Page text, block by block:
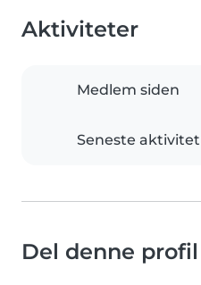
Aktiviteter
Medlem siden
Seneste aktivitet
Del denne profil